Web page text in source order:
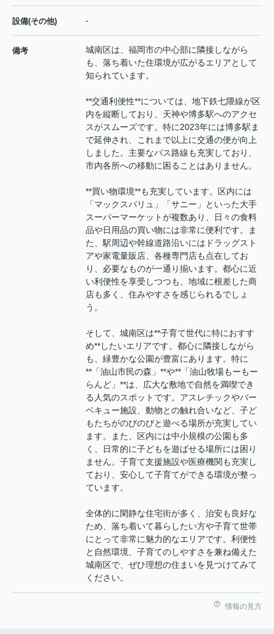
設備(その他) -
備考
城南区は、福岡市の中心部に隣接しながら
も、落ち着いた住環境が広がるエリアとして
知られています。
**交通利便性**については、地下鉄七隈線が区
内を縦断しており、天神や博多駅へのアクセ
スがスムーズです。特に2023年には博多駅ま
で延伸され、これまで以上に交通の便が向上
しました。主要なバス路線も充実しており、
市内各所への移動に困ることはありません。
**買い物環境**も充実しています。区内には
「マックスバリュ」「サニー」といった大手
スーパーマーケットが複数あり、日々の食料
品や日用品の買い物には非常に便利です。ま
た、駅周辺や幹線道路沿いにはドラッグスト
アや家電量販店、各種専門店も点在してお
り、必要なものが一通り揃います。都心に近
い利便性を享受しつつも、地域に根差した商
店も多く、住みやすさを感じられるでしょ
う。
そして、城南区は**子育て世代に特におすす
め**したいエリアです。都心に隣接しながら
も、緑豊かな公園が豊富にあります。特に
**「油山市民の森」**や**「油山牧場もーもー
らんど」**は、広大な敷地で自然を満喫でき
る人気のスポットです。アスレチックやバー
ベキュー施設、動物との触れ合いなど、子ど
もたちがのびのびと遊べる場所が充実してい
ます。また、区内には中小規模の公園も多
く、日常的に子どもを遊ばせる場所には困り
ません。子育て支援施設や医療機関も充実し
ており、安心して子育てができる環境が整っ
ています。
全体的に閑静な住宅街が多く、治安も良好な
ため、落ち着いて暮らしたい方や子育て世帯
にとって非常に魅力的なエリアです。利便性
と自然環境、子育てのしやすさを兼ね備えた
城南区で、ぜひ理想の住まいを見つけてみて
ください。
情報の見方